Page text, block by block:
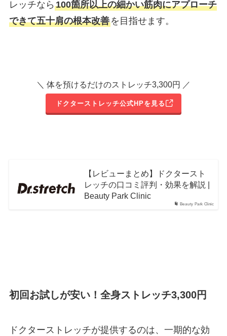
レッチなら 100箇所以上の細かい筋肉にアプローチ
できて五十肩の根本改善を目指せます。
＼ 体を預けるだけのストレッチ3,300円 ／
ドクターストレッチ公式HPを見る
Beauty Park Clinic
【レビューまとめ】ドクタースト
レッチの口コミ評判・効果を解説 |
Beauty Park Clinic
初回お試しが安い！全身ストレッチ3,300円
ドクターストレッチが提供するのは、一期的な効